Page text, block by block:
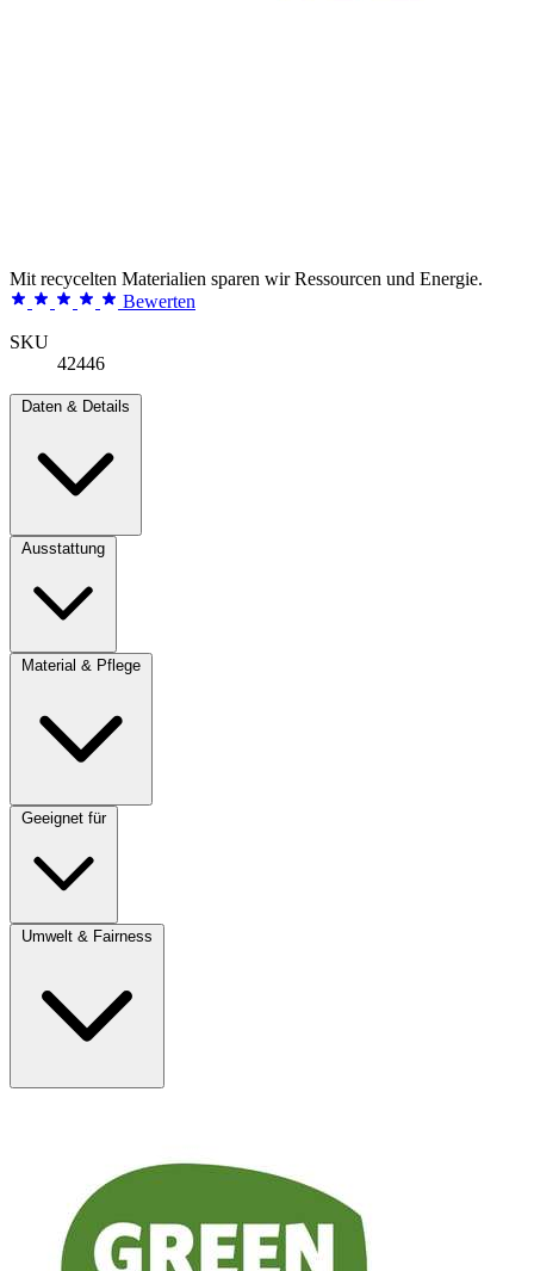
Mit recycelten Materialien sparen wir Ressourcen und Energie.
Bewerten
SKU
42446
Daten & Details
Ausstattung
Material & Pflege
Geeignet für
Umwelt & Fairness